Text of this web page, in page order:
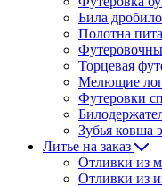
Била
Полотна
Торцевая
Мелющие
Футеровки
Зубья ковша
Литье на заказ
Отливки из
Отливки из